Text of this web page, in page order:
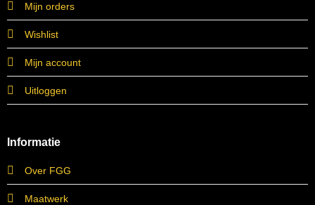
Mijn orders
Wishlist
Mijn account
Uitloggen
Informatie
Over FGG
Maatwerk